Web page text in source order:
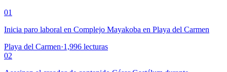
01
Inicia paro laboral en Complejo Mayakoba en Playa del Carmen
Playa del Carmen·1,996 lecturas
02